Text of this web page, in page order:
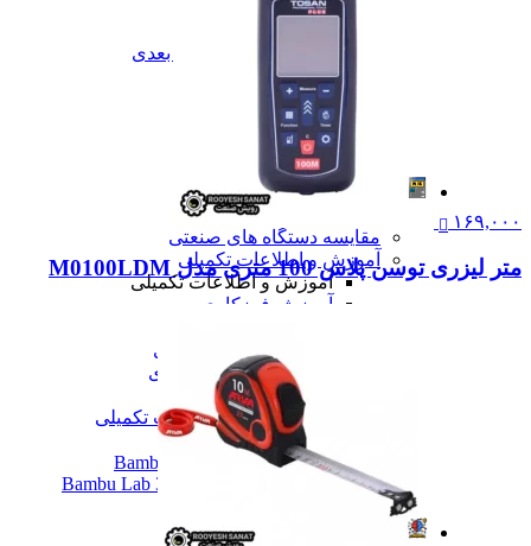
تعمیرات
تعمیرات دستگاه CNC
تعمیرات دستگاه اسکن سه بعدی
تعمیرات دستگاه پرینتر 3D
تعمیرات دستگاه برش لیزر
تعمیرات دستگاه تراشکاری
تعمیرات دستگاه فرزکاری
همه تعمیرات
مقالات
مقایسه دستگاه های صنعتی
آموزش و اطلاعات تکمیلی
آموزش و اطلاعات تکمیلی
آموزش فرزکاری
آموزش پرینتر سه بعدی
آموزش اسکنر سه بعدی
آموزش CNC
همه آموزش و اطلاعات تکمیلی
نمایندگی پرینتر ۳ بعدی Bambu Lab
Bambu Lab 3D Printer Official Distributor
۱۶۹,۰۰۰
متر لیزری توسن پلاس 100 متری مدل M0100LDM